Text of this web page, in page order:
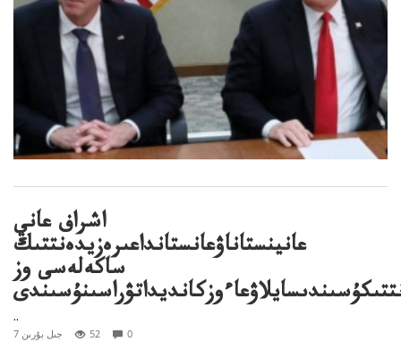
اشراف عاني
عانينستاناۋعانستانداعىرەزيدەنتتىك
ساكەلەسى وز
..
7 جىل بۇرىن 52 0